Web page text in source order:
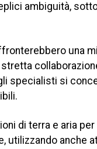
ambiguità,
una
specialisti si
di terra e aria
utilizzando anche